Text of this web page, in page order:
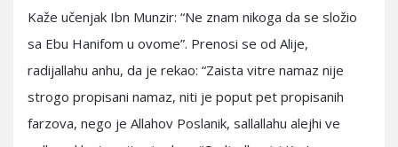
Kaže učenjak Ibn Munzir: “Ne znam nikoga da se složio
sa Ebu Hanifom u ovome”. Prenosi se od Alije,
radijallahu anhu, da je rekao: “Zaista vitre namaz nije
strogo propisani namaz, niti je poput pet propisanih
farzova, nego je Allahov Poslanik, sallallahu alejhi ve